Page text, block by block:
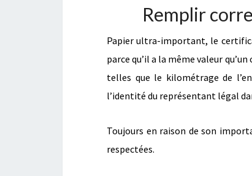
Remplir
Papier ultra-important, le
parce qu’il a la même valeur
telles que le kilométrage de
l’identité du représentant légal
Toujours en raison de son
respectées.